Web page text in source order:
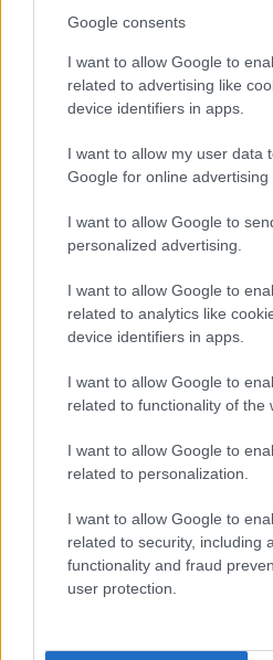
Google consents
I want to allow Google to
related to advertising like
device identifiers in apps.
I want to allow my user data
Google for online advertising
I want to allow Google to
personalized advertising.
I want to allow Google to
related to analytics like
device identifiers in apps.
I want to allow Google to
related to functionality of the
I want to allow Google to
related to personalization.
I want to allow Google to
related to security, including
functionality and fraud
user protection.
zadetek, po prodoru po levi
prostor, je Anisa Rola
zadela za 0:5.
V zadnjih sekundah tekme je
domačink za znižanje, a je bila
mestu. Ostalo je pri izidu 0:5.
Nova priložnost za točke
teden dni, ko odhajajo v
Slovenjgradčanke pomerile
Bojan Gros